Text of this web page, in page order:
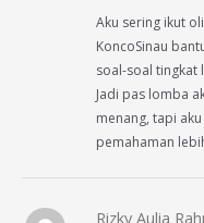
of 5
Aku sering ikut
KoncoSinau
soal-soal tingkat
Jadi pas lomba
menang, tapi
pemahaman
Rizky Aulia